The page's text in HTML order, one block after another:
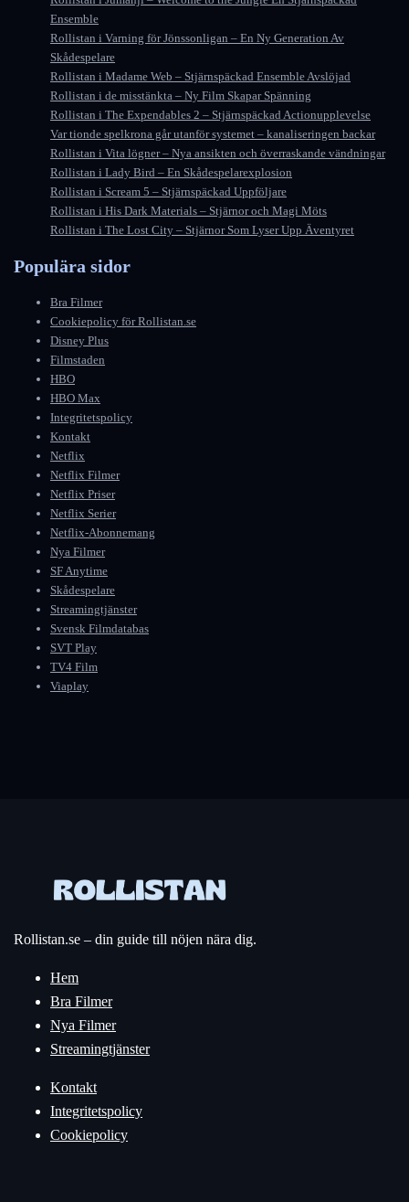
Ensemble
Rollistan i Varning för Jönssonligan – En Ny Generation Av
Skådespelare
Rollistan i Madame Web – Stjärnspäckad Ensemble Avslöjad
Rollistan i de misstänkta – Ny Film Skapar Spänning
Rollistan i The Expendables 2 – Stjärnspäckad Actionupplevelse
Var tionde spelkrona går utanför systemet – kanaliseringen backar
Rollistan i Vita lögner – Nya ansikten och överraskande vändningar
Rollistan i Lady Bird – En Skådespelarexplosion
Rollistan i Scream 5 – Stjärnspäckad Uppföljare
Rollistan i His Dark Materials – Stjärnor och Magi Möts
Rollistan i The Lost City – Stjärnor Som Lyser Upp Äventyret
Populära sidor
Bra Filmer
Cookiepolicy för Rollistan.se
Disney Plus
Filmstaden
HBO
HBO Max
Integritetspolicy
Kontakt
Netflix
Netflix Filmer
Netflix Priser
Netflix Serier
Netflix-Abonnemang
Nya Filmer
SF Anytime
Skådespelare
Streamingtjänster
Svensk Filmdatabas
SVT Play
TV4 Film
Viaplay
Rollistan.se – din guide till nöjen nära dig.
Hem
Bra Filmer
Nya Filmer
Streamingtjänster
Kontakt
Integritetspolicy
Cookiepolicy